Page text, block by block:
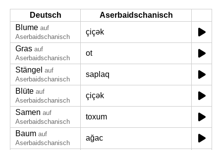
Deutsch
Aserbaidschanisch
Blume auf
Aserbaidschanisch
çiçək
Gras auf
Aserbaidschanisch
ot
Stängel auf
Aserbaidschanisch
saplaq
Blüte auf
Aserbaidschanisch
çiçək
Samen auf
Aserbaidschanisch
toxum
Baum auf
Aserbaidschanisch
ağac